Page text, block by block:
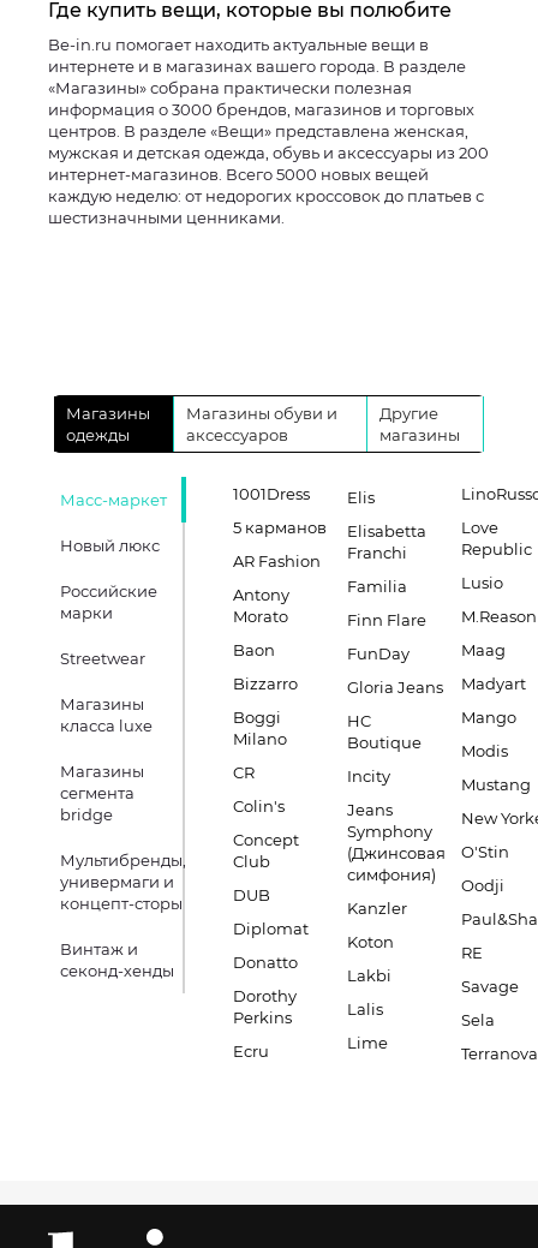
Где купить вещи, которые вы полюбите
Be-in.ru помогает находить актуальные вещи в
интернете и в магазинах вашего города. В разделе
«Магазины» собрана практически полезная
информация о 3000 брендов, магазинов и торговых
центров. В разделе «Вещи» представлена женская,
мужская и детская одежда, обувь и аксессуары из 200
интернет-магазинов. Всего 5000 новых вещей
каждую неделю: от недорогих кроссовок до платьев с
шестизначными ценниками.
Магазины
одежды
Магазины обуви и
аксессуаров
Другие
магазины
Масс-маркет
Новый люкс
Российские
марки
Streetwear
Магазины
класса luxe
Магазины
сегмента
bridge
Мультибренды,
универмаги и
концепт-сторы
Винтаж и
секонд-хенды
1001Dress
5 карманов
AR Fashion
Antony
Morato
Baon
Bizzarro
Boggi
Milano
CR
Colin's
Concept
Club
DUB
Diplomat
Donatto
Dorothy
Perkins
Ecru
Elis
Elisabetta
Franchi
Familia
Finn Flare
FunDay
Gloria Jeans
HC
Boutique
Incity
Jeans
Symphony
(Джинсовая
симфония)
Kanzler
Koton
Lakbi
Lalis
Lime
Love
Republic
Lusio
M.Reason
Maag
Madyart
Mango
Modis
Mustang
New
O'Stin
Oodji
RE
Savage
Sela
Terranova